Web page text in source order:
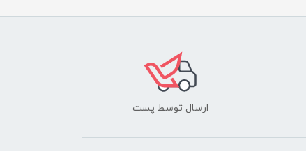
ارسال توسط پست